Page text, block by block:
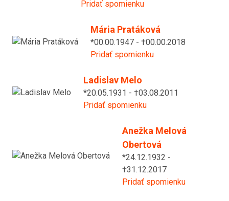
Pridať spomienku
Mária Pratáková
*00.00.1947 - †00.00.2018
Pridať spomienku
Ladislav Melo
*20.05.1931 - †03.08.2011
Pridať spomienku
Anežka Melová
Obertová
*24.12.1932 -
†31.12.2017
Pridať spomienku